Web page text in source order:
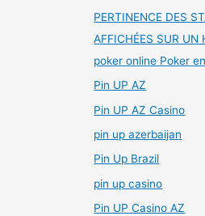
PERTINENCE DES
AFFICHÉES SUR
poker online Poker
Pin UP AZ
Pin UP AZ Casino
pin up azerbaijan
Pin Up Brazil
pin up casino
Pin UP Casino AZ